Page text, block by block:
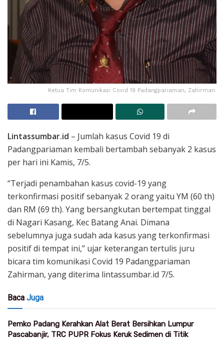
Ketua Tim Komunikasi Covid 19 Padangpariaman, Zahirman.
Lintassumbar.id – Jumlah kasus Covid 19 di
Padangpariaman kembali bertambah sebanyak 2 kasus
per hari ini Kamis, 7/5.
“Terjadi penambahan kasus covid-19 yang
terkonfirmasi positif sebanyak 2 orang yaitu YM (60 th)
dan RM (69 th). Yang bersangkutan bertempat tinggal
di Nagari Kasang, Kec Batang Anai. Dimana
sebelumnya juga sudah ada kasus yang terkonfirmasi
positif di tempat ini,” ujar keterangan tertulis juru
bicara tim komunikasi Covid 19 Padangpariaman
Zahirman, yang diterima lintassumbar.id 7/5.
Baca Juga
Pemko Padang Kerahkan Alat Berat Bersihkan Lumpur
Pascabanjir, TRC PUPR Fokus Keruk Sedimen di Titik